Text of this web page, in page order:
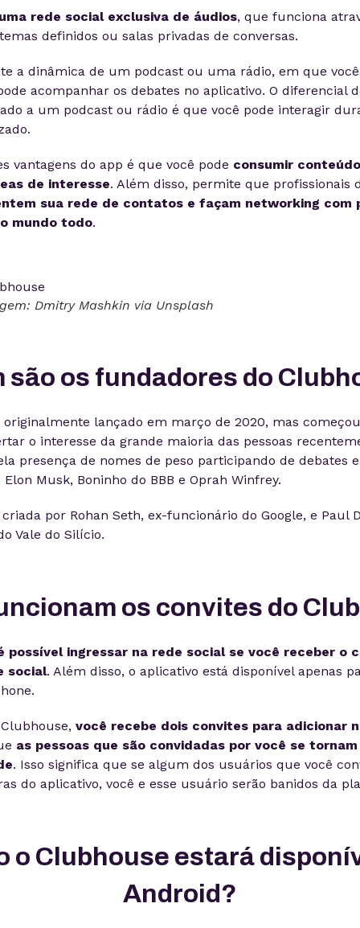
rede social exclusiva de áudios, que funciona
definidos ou salas privadas de conversas.
a dinâmica de um podcast ou uma rádio, em que
acompanhar os debates no aplicativo. O diferencial
a um podcast ou rádio é que você pode interagir
vantagens do app é que você pode consumir
de interesse. Além disso, permite que profissionais
sua rede de contatos e façam networking com
mundo todo.
Dmitry Mashkin via Unsplash
são os fundadores do
originalmente lançado em março de 2020, mas
o interesse da grande maioria das pessoas
presença de nomes de peso participando de debates
Musk, Boninho do BBB e Oprah Winfrey.
por Rohan Seth, ex-funcionário do Google, e Paul
Vale do Silício.
os convites do
possível ingressar na rede social se você receber o
social. Além disso, o aplicativo está disponível apenas
você recebe dois convites para adicionar
as pessoas que são convidadas por você se tornam
. Isso significa que se algum dos usuários que você
do aplicativo, você e esse usuário serão banidos da
o Clubhouse estará
Android?